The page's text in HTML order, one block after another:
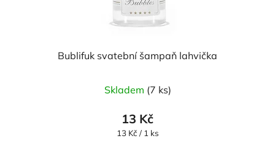
Bublifuk svatební šampaň lahvička
hodnocení
produktu
je
Skladem (7 ks)
13 Kč
Měrná
13 Kč / 1 ks